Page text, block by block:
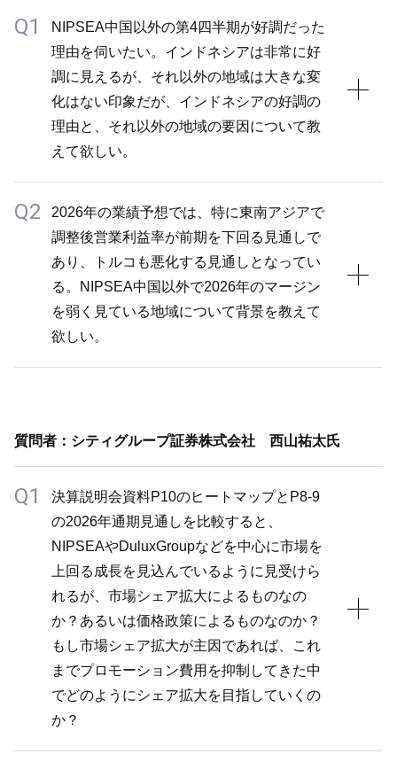
進みにくい状況です。そうした中で、インフラ分野の
需要の取り込みや、市場の大きな回復は見込んでいな
い欧州においてビジネスシステムズの進展などを通じ
た成長を追求していきたい考えです。
2026年の売上成長は+LSD、中期では+MSDを見込ん
でおり、緩やかな回復を想定しています。2026年の
ていきます。
していきますが、メインの市場は米国であり、米国の
回復余地の方が大きいと考えています。
Q1
NIPSEA中国以外の第4四半期が好調だった
理由を伺いたい。インドネシアは非常に好
調に見えるが、それ以外の地域は大きな変
化はない印象だが、インドネシアの好調の
理由と、それ以外の地域の要因について教
えて欲しい。
A1
インドネシアについては、第3四半期から第4四半期
が需要期に当たり、第4四半期には強力な販売キャン
ペーンを実施した結果、販売数量が+DDの成長とな
りました。為替影響を受けたことで売上収益は前期比
+9.4%にとどまりましたが、現地通貨ベースでは非常
に好調でした。マージンも引き続き高い水準を維持し
トルコのBetek Boyaについても、為替影響を受けて
減収となったものの、調整後営業利益は大幅増益とな
っており、調整後営業利益率は23.4%と高い利益貢献
がありました。販売数量はやや苦戦したものの、製品
値上げなどを通じてマージンを確保できています。
それ以外の地域については、一部の地域で一時的な調
整があり若干の押し上げ要因にはなりましたが、シン
ガポール、マレーシア、タイなどの地域で全般的に好
調な決算となりました。
Q2
2026年の業績予想では、特に東南アジアで
調整後営業利益率が前期を下回る見通しで
あり、トルコも悪化する見通しとなってい
る。NIPSEA中国以外で2026年のマージン
を弱く見ている地域について背景を教えて
欲しい。
績見通しをやや保守的に見込んでいる部分は否めませ
により数字を見通しづらい部分があり、現時点のガイ
ダンスを積み上げる中である程度の前提を置きまし
た。Betek Boyaは2025年通期の調整後営業利益率
17.1%から数ポイント下がったとしても15%程度は維
持できる見通しです。
NIPSEA中国も成長を目指しており、NIPSEA全体と
して常に成長を重視していることから、特定の国に大
きな心配要素があるわけではありません。
質問者：シティグループ証券株式会社 西山祐太氏
Q1
決算説明会資料P10のヒートマップとP8-9
の2026年通期見通しを比較すると、
NIPSEAやDuluxGroupなどを中心に市場を
上回る成長を見込んでいるように見受けら
れるが、市場シェア拡大によるものなの
か？あるいは価格政策によるものなのか？
もし市場シェア拡大が主因であれば、これ
までプロモーション費用を抑制してきた中
でどのようにシェア拡大を目指していくの
か？